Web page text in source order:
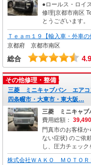
●ロールス・ロイ
修理|京都市南区
とうございます。
Ｔｅａｍ１９【輸入車・外車
京都府 京都市南区
総合
その他修理・整備
三菱 ミニキャブバン エアコ
四条畷市・大東市・東大阪…
三菱 ミニキャブ
費用総額：
門真市のお客様
ない症状) のご依
し、圧力チェック
株式会社ＷＡＫＯ ＭＯＴＯＲ